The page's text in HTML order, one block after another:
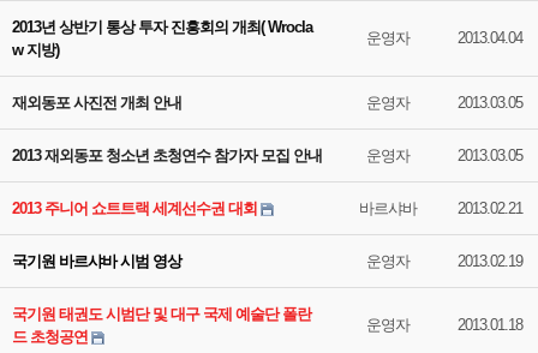
2013년 상반기 통상 투자 진흥회의 개최( Wrocla
w 지방)
운영자 2013.04.04
재외동포 사진전 개최 안내 운영자 2013.03.05
2013 재외동포 청소년 초청연수 참가자 모집 안내 운영자 2013.03.05
2013 주니어 쇼트트랙 세계선수권 대회 바르샤바 2013.02.21
국기원 바르샤바 시범 영상 운영자 2013.02.19
국기원 태권도 시범단 및 대구 국제 예술단 폴란
드 초청공연
운영자 2013.01.18